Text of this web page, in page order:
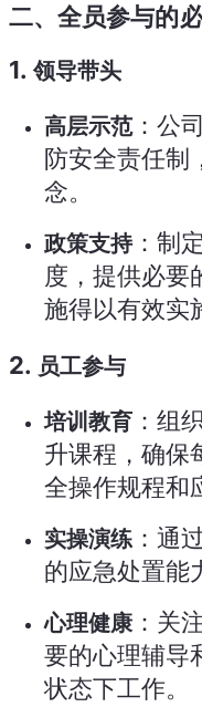
二、全员参与的
1.领导带头
高层示范：公
防安全责任制
念。
政策支持：制
度，提供必要
施得以有效实
2. 员工参与
培训教育 ：组
升课程，确保
全操作规程和
实操演练 ：通
的应急处置能
心理健康 ：关
要的心理辅导
状态下工作。